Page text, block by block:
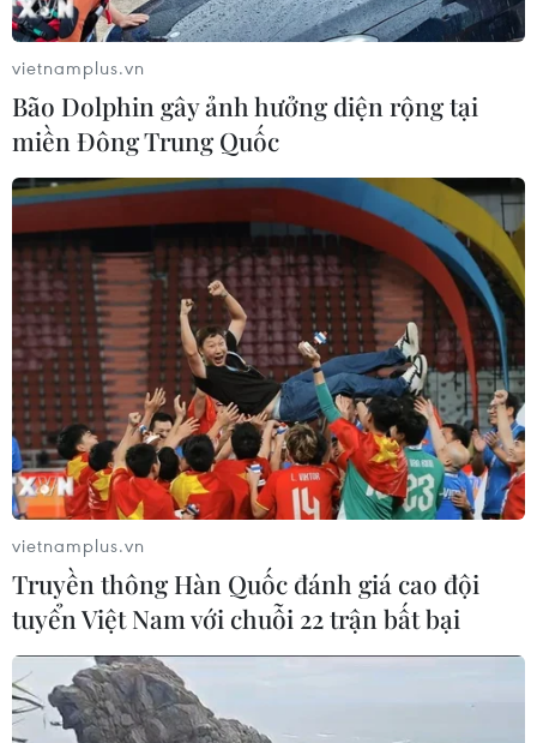
Mỹ: Biểu tình bùng phát sau vụ cảnh sát
bắn chết người da màu cầm dao
27/10/2020 14:40
Biểu tình bên ngoài đồn cảnh sát tại thành phố
Philadelphia đã biến thành bạo lực khi người biểu tình
phản đối vụ thanh niên da màu Walter Wallace bị cảnh
sát bắn chết, tấn công bằng gạch đá.
vietnamplus.vn
Bão Dolphin gây ảnh hưởng diện rộng tại
miền Đông Trung Quốc
vietnamplus.vn
Truyền thông Hàn Quốc đánh giá cao đội
tuyển Việt Nam với chuỗi 22 trận bất bại